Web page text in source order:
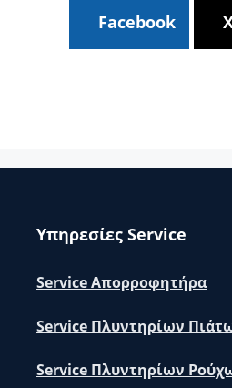
Facebook
Υπηρεσίες Service
Service Απορροφητήρα
Service Πλυντηρίων
Service Πλυντηρίων